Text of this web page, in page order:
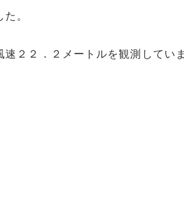
。
２２．２メートルを観測していま